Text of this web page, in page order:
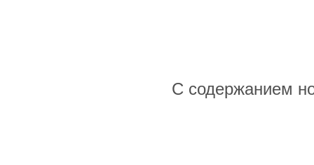
С содержанием